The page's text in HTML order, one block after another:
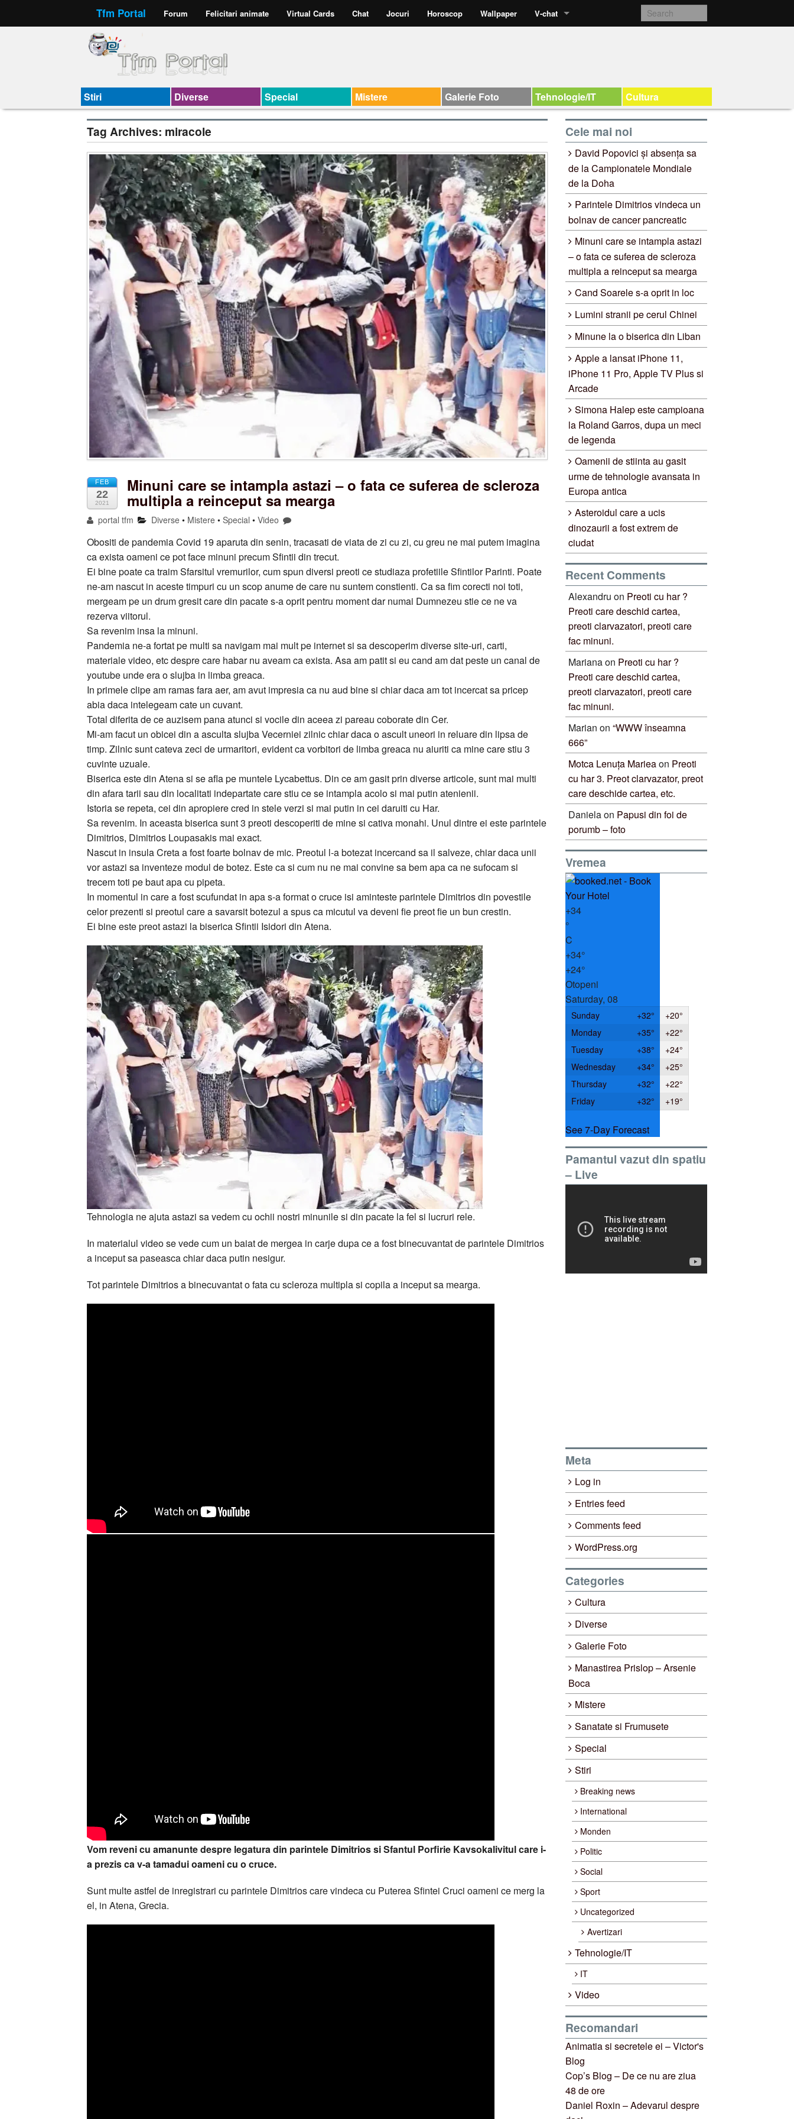
Tfm Portal Forum Felicitari animate Virtual Cards Chat Jocuri Horoscop Wallpaper V-chat
Stiri Diverse Special Mistere Galerie Foto Tehnologie/IT Cultura
Tag Archives: miracole
FEB
22
2021
Minuni care se intampla astazi – o fata ce suferea de scleroza
multipla a reinceput sa mearga
portal tfm Diverse • Mistere •Special •Video
Obositi de pandemia Covid 19 aparuta din senin, tracasati de viata de zi cu zi, cu greu ne mai putem imagina
ca exista oameni ce pot face minuni precum Sfintii din trecut.
Ei bine poate ca traim Sfarsitul vremurilor, cum spun diversi preoti ce studiaza profetiile Sfintilor Parinti. Poate
ne-am nascut in aceste timpuri cu un scop anume de care nu suntem constienti. Ca sa fim corecti noi toti,
mergeam pe un drum gresit care din pacate s-a oprit pentru moment dar numai Dumnezeu stie ce ne va
rezerva viitorul.
Sa revenim insa la minuni.
Pandemia ne-a fortat pe multi sa navigam mai mult pe internet si sa descoperim diverse site-uri, carti,
materiale video, etc despre care habar nu aveam ca exista. Asa am patit si eu cand am dat peste un canal de
youtube unde era o slujba in limba greaca.
In primele clipe am ramas fara aer, am avut impresia ca nu aud bine si chiar daca am tot incercat sa pricep
abia daca intelegeam cate un cuvant.
Total diferita de ce auzisem pana atunci si vocile din aceea zi pareau coborate din Cer.
Mi-am facut un obicei din a asculta slujba Vecerniei zilnic chiar daca o ascult uneori in reluare din lipsa de
timp. Zilnic sunt cateva zeci de urmaritori, evident ca vorbitori de limba greaca nu aiuriti ca mine care stiu 3
cuvinte uzuale.
Biserica este din Atena si se afla pe muntele Lycabettus. Din ce am gasit prin diverse articole, sunt mai multi
din afara tarii sau din localitati indepartate care stiu ce se intampla acolo si mai putin atenienii.
Istoria se repeta, cei din apropiere cred in stele verzi si mai putin in cei daruiti cu Har.
Sa revenim. In aceasta biserica sunt 3 preoti descoperiti de mine si cativa monahi. Unul dintre ei este parintele
Dimitrios, Dimitrios Loupasakis mai exact.
Nascut in insula Creta a fost foarte bolnav de mic. Preotul l-a botezat incercand sa il salveze, chiar daca unii
vor astazi sa inventeze modul de botez. Este ca si cum nu ne mai convine sa bem apa ca ne sufocam si
trecem toti pe baut apa cu pipeta.
In momentul in care a fost scufundat in apa s-a format o cruce isi aminteste parintele Dimitrios din povestile
celor prezenti si preotul care a savarsit botezul a spus ca micutul va deveni fie preot fie un bun crestin.
Ei bine este preot astazi la biserica Sfintii Isidori din Atena.
Tehnologia ne ajuta astazi sa vedem cu ochii nostri minunile si din pacate la fel si lucruri rele.
In materialul video se vede cum un baiat de mergea in carje dupa ce a fost binecuvantat de parintele Dimitrios
a inceput sa paseasca chiar daca putin nesigur.
Tot parintele Dimitrios a binecuvantat o fata cu scleroza multipla si copila a inceput sa mearga.
Vom reveni cu amanunte despre legatura din parintele Dimitrios si Sfantul Porfirie Kavsokalivitul care i-
a prezis ca v-a tamadui oameni cu o cruce.
Sunt multe astfel de inregistrari cu parintele Dimitrios care vindeca cu Puterea Sfintei Cruci oameni ce merg la
el, in Atena, Grecia.
Cele mai noi
David Popovici și absența sa
de la Campionatele Mondiale
de la Doha
Parintele Dimitrios vindeca un
bolnav de cancer pancreatic
Minuni care se intampla astazi
– o fata ce suferea de scleroza
multipla a reinceput sa mearga
Cand Soarele s-a oprit in loc
Lumini stranii pe cerul Chinei
Minune la o biserica din Liban
Apple a lansat iPhone 11,
iPhone 11 Pro, Apple TV Plus si
Arcade
Simona Halep este campioana
la Roland Garros, dupa un meci
de legenda
Oamenii de stiinta au gasit
urme de tehnologie avansata in
Europa antica
Asteroidul care a ucis
dinozaurii a fost extrem de
ciudat
Recent Comments
Alexandru on Preoti cu har ?
Preoti care deschid cartea,
preoti clarvazatori, preoti care
fac minuni.
Marianaon Preoti cu har ?
Preoti care deschid cartea,
preoti clarvazatori, preoti care
fac minuni.
Marian on “WWW înseamna
666”
Motca Lenuța Marieaon Preoti
cu har 3. Preot clarvazator, preot
care deschide cartea, etc.
Danielaon Papusi din foi de
porumb – foto
Vremea
+34
°
C
+34°
+24°
Otopeni
Saturday, 08
Sunday +32° +20°
Monday
+35° +22°
Tuesday
+38° +24°
Wednesday
+34° +25°
Thursday
+32° +22°
Friday
+32° +19°
See 7-Day Forecast
Pamantul vazut din spatiu
– Live
Meta
Log in
Entries feed
Comments feed
WordPress.org
Categories
Cultura
Diverse
Galerie Foto
Manastirea Prislop – Arsenie
Boca
Mistere
Sanatate si Frumusete
Special
Stiri
Breaking news
International
Monden
Politic
Social
Sport
Uncategorized
Avertizari
Tehnologie/IT
IT
Video
Recomandari
Animatia si secretele ei – Victor's
Blog
Cop’s Blog – De ce nu are ziua
48 de ore
Daniel Roxin – Adevarul despre